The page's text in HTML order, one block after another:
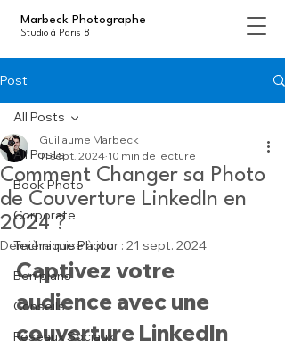
Marbeck Photographe
Studio à Paris 8
Post
All Posts
Book Photo
Corporate
Technique Photo
Bon plans
Conseils
Réseaux Sociaux
All Posts
Comment Changer sa Photo
de Couverture LinkedIn en
2024 ?
Guillaume Marbeck
11 sept. 2024 10 min de lecture
Dernière mise à jour : 21 sept. 2024
Captivez votre
audience avec une
couverture LinkedIn